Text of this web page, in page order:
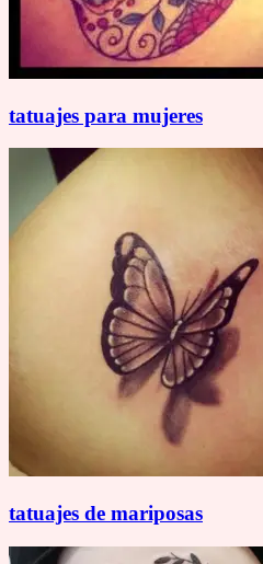
tatuajes para mujeres
tatuajes de mariposas